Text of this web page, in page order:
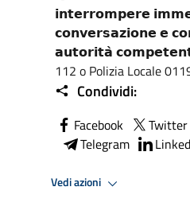
𝗶𝗻𝘁𝗲𝗿𝗿𝗼𝗺𝗽𝗲𝗿𝗲
𝗰𝗼𝗻𝘃𝗲𝗿𝘀𝗮𝘇𝗶𝗼𝗻𝗲 𝗲
𝗮𝘂𝘁𝗼𝗿𝗶𝘁𝗮̀
112 o Polizia Locale
Condividi:
Facebook Twitter
Telegram
Vedi azioni